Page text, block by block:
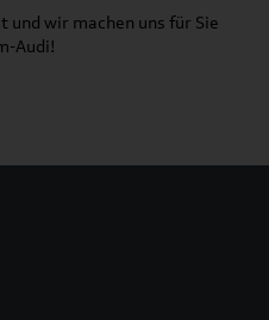
und wir machen uns für Sie
Audi!